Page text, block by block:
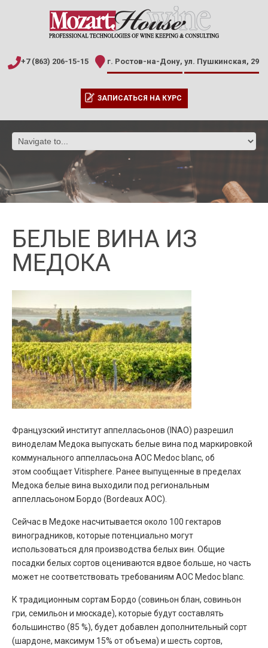
+7 (863) 206-15-15 г. Ростов-на-Дону, ул. Пушкинская, 29
ЗАПИСАТЬСЯ НА КУРС
БЕЛЫЕ ВИНА ИЗ
МЕДОКА
Французский институт аппелласьонов (INAO) разрешил
виноделам Медока выпускать белые вина под маркировкой
коммунального аппелласьона AOC Medoc blanc, об
этом сообщает Vitisphere. Ранее выпущенные в пределах
Медока белые вина выходили под региональным
аппелласьоном Бордо (Bordeaux AOC).
Сейчас в Медоке насчитывается около 100 гектаров
виноградников, которые потенциально могут
использоваться для производства белых вин. Общие
посадки белых сортов оцениваются вдвое больше, но часть
может не соответствовать требованиям AOC Medoc blanc.
К традиционным сортам Бордо (совиньон блан, совиньон
гри, семильон и мюскаде), которые будут составлять
большинство (85 %), будет добавлен дополнительный сорт
(шардоне, максимум 15% от объема) и шесть сортов,